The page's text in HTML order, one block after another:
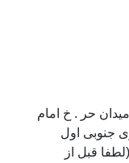
حر . خ امام
اول
قبل از